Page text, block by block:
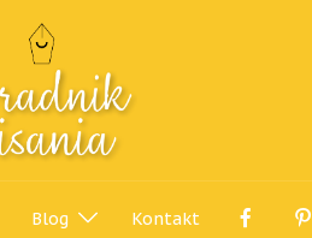
Blog Kontakt